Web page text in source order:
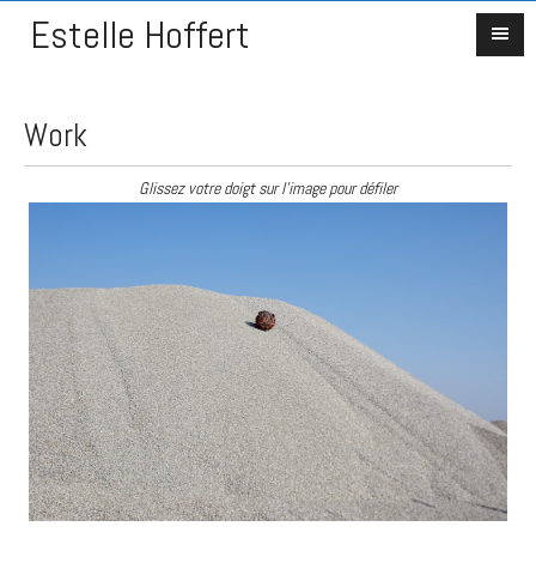
Estelle Hoffert
Work
Glissez votre doigt sur l'image pour défiler